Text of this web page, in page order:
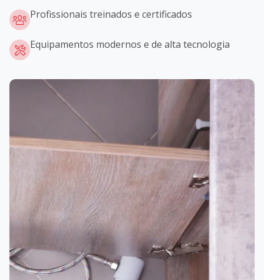
Profissionais treinados e certificados
Equipamentos modernos e de alta tecnologia